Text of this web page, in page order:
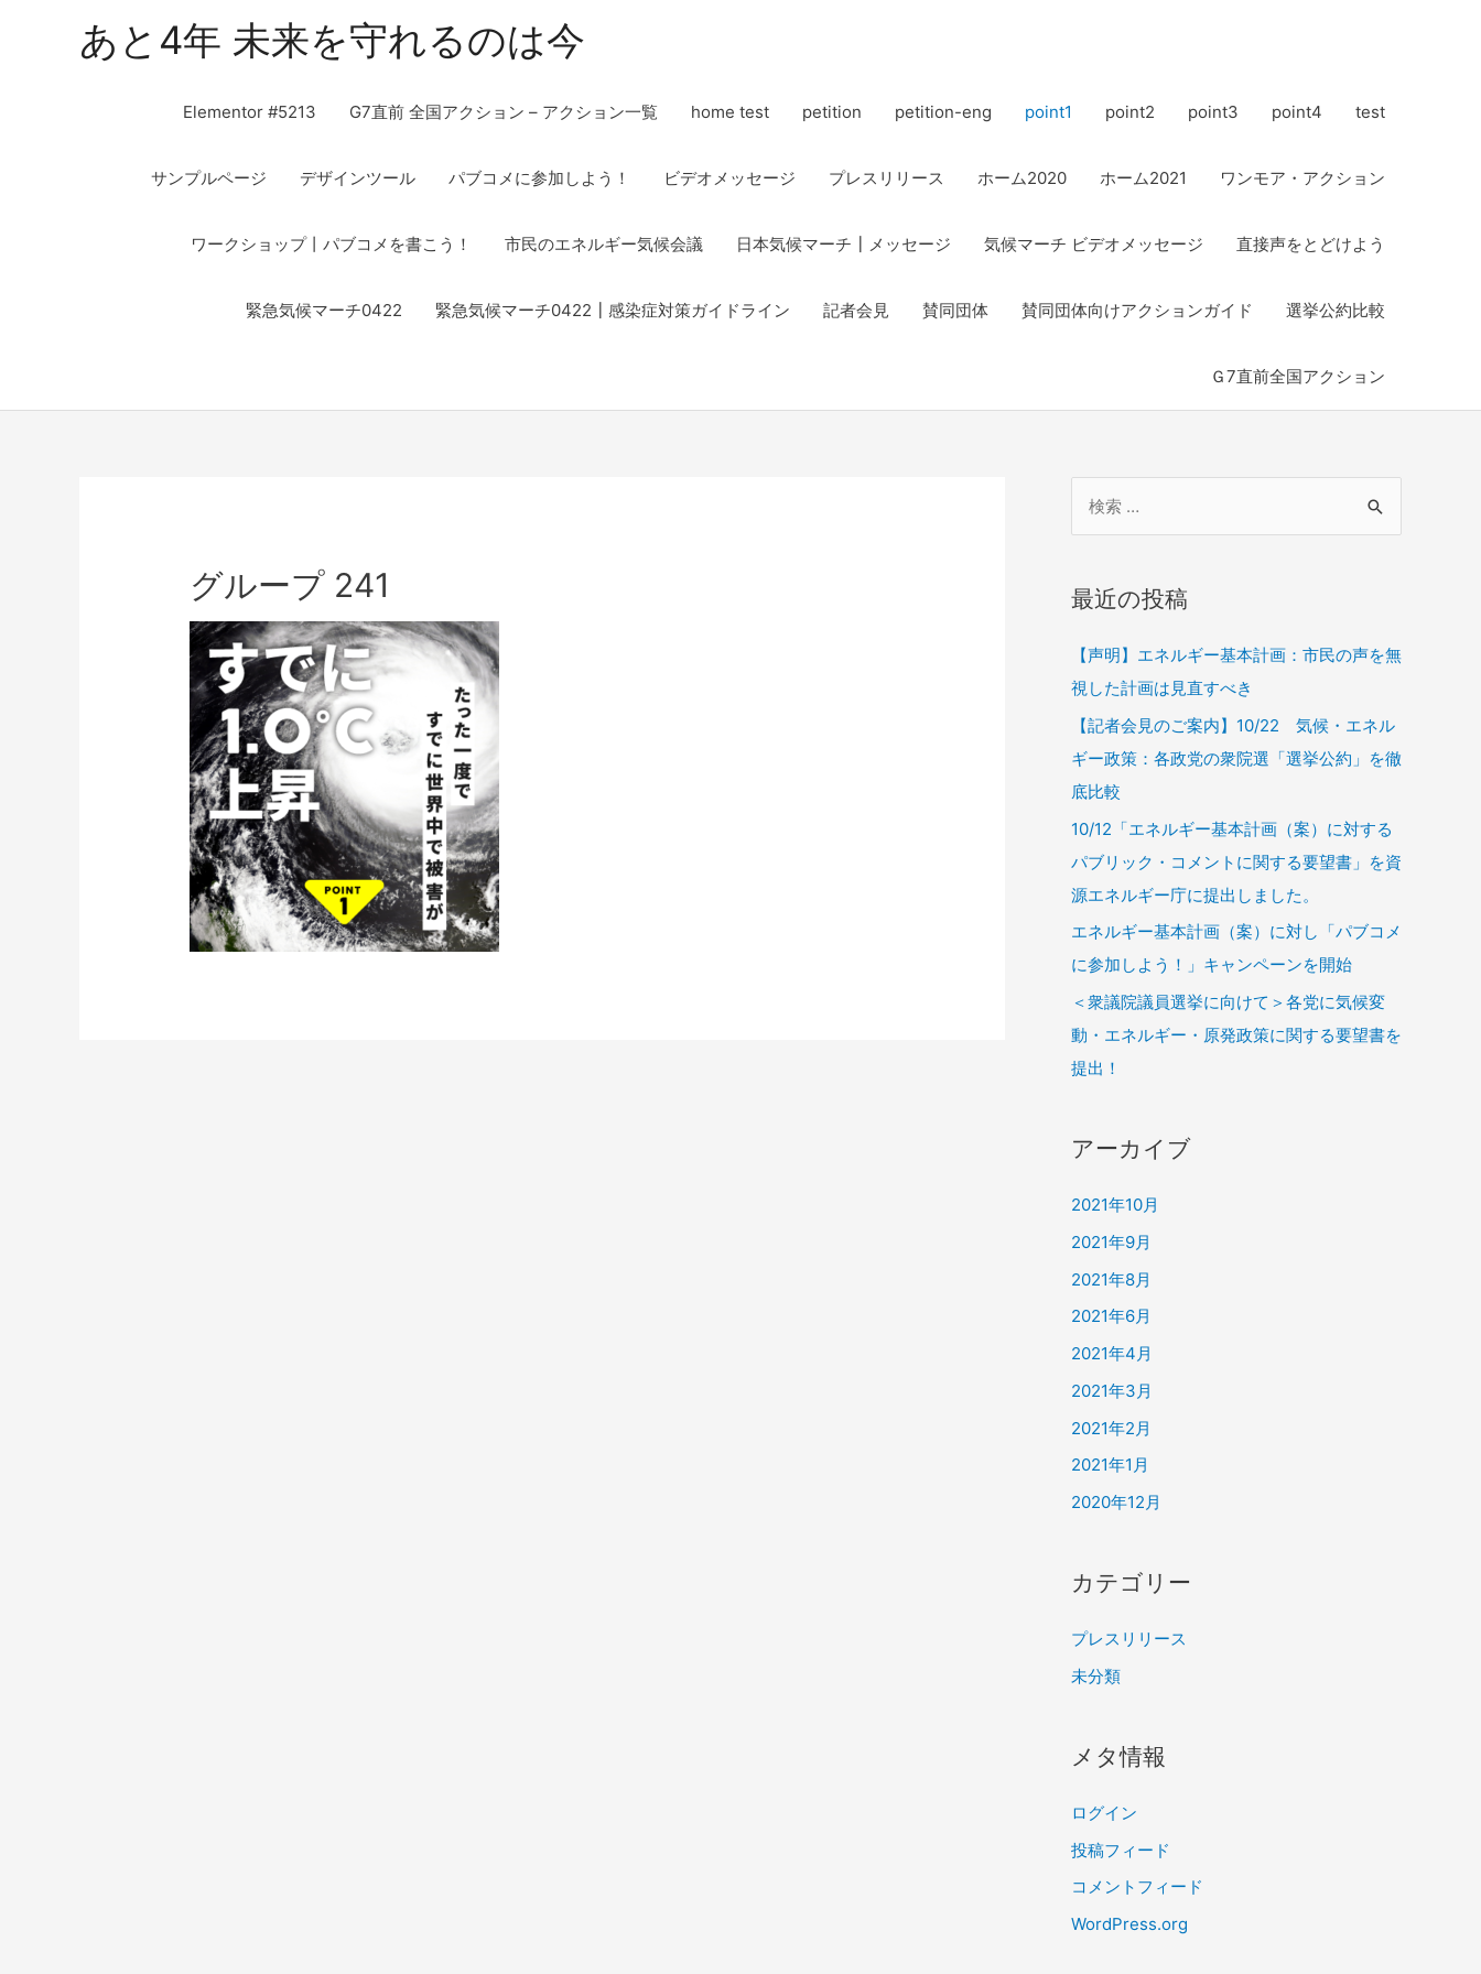
あと4年 未来を守れるのは今
Elementor #5213 G7直前 全国アクション – アクション一覧 home test petition petition-eng point1 point2 point3 point4 test
サンプルページ デザインツール パブコメに参加しよう！ ビデオメッセージ プレスリリース ホーム2020 ホーム2021 ワンモア・アクション
ワークショップ丨パブコメを書こう！ 市民のエネルギー気候会議 日本気候マーチ┃メッセージ 気候マーチ ビデオメッセージ 直接声をとどけよう
緊急気候マーチ0422 緊急気候マーチ0422┃感染症対策ガイドライン 記者会見 賛同団体 賛同団体向けアクションガイド 選挙公約比較
Ｇ7直前全国アクション
グループ 241 最近の投稿
【声明】エネルギー基本計画：市民の声を無
視した計画は見直すべき
【記者会見のご案内】10/22 気候・エネル
ギー政策：各政党の衆院選「選挙公約」を徹
底比較
10/12「エネルギー基本計画（案）に対する
パブリック・コメントに関する要望書」を資
源エネルギー庁に提出しました。
エネルギー基本計画（案）に対し「パブコメ
に参加しよう！」キャンペーンを開始
＜衆議院議員選挙に向けて＞各党に気候変
動・エネルギー・原発政策に関する要望書を
提出！
アーカイブ
2021年10月
2021年9月
2021年8月
2021年6月
2021年4月
2021年3月
2021年2月
2021年1月
2020年12月
カテゴリー
プレスリリース
未分類
メタ情報
ログイン
投稿フィード
コメントフィード
WordPress.org